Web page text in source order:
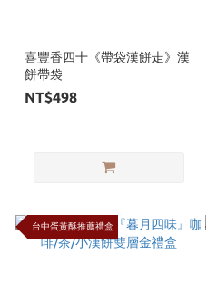
喜豐香四十《帶袋漢餅走》漢
餅帶袋
NT$498
台中蛋黃酥推薦禮盒